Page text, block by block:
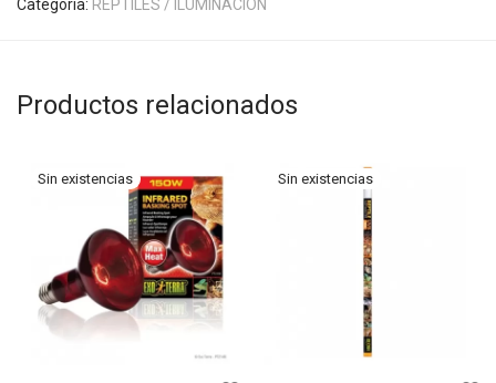
Categoría: REPTILES / ILUMINACION
Productos relacionados